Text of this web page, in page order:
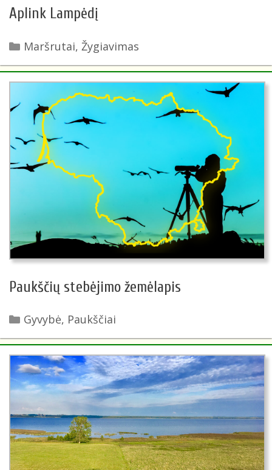
Aplink Lampėdį
Kategorijos
Maršrutai, Žygiavimas
Paukščių stebėjimo žemėlapis
Kategorijos
Gyvybė, Paukščiai